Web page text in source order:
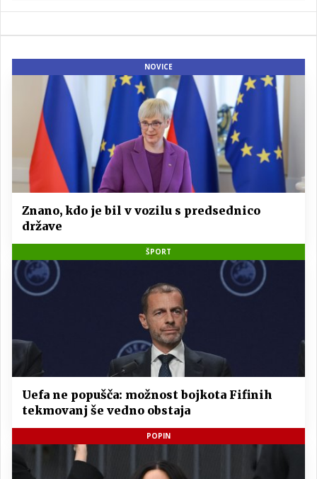
NOVICE
Znano, kdo je bil v vozilu s predsednico
države
ŠPORT
Uefa ne popušča: možnost bojkota Fifinih
tekmovanj še vedno obstaja
POPIN